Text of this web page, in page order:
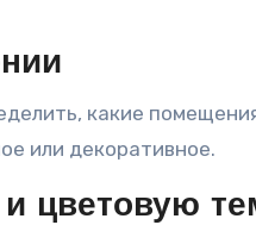
какие
или декоративное.
цветовую